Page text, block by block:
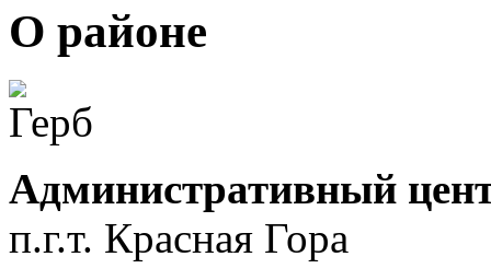
О районе
Административный
п.г.т. Красная Гора